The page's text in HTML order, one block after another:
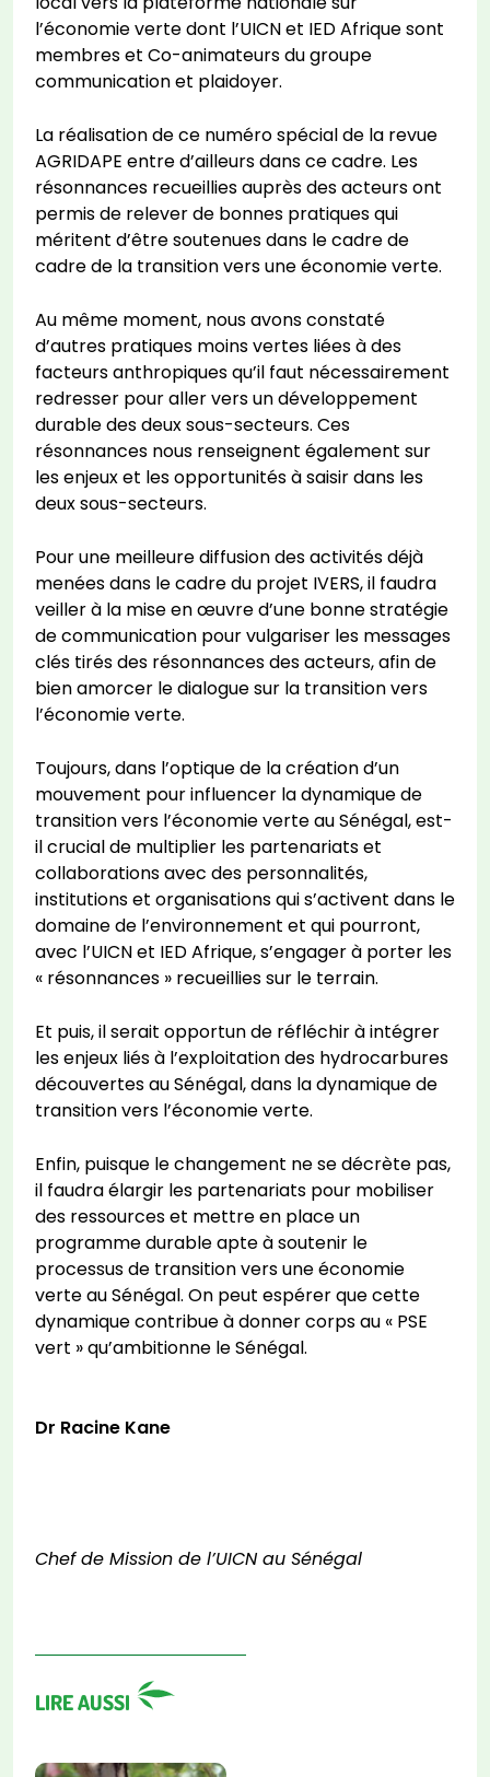
l’économie verte dont l’UICN et IED Afrique sont
membres et Co-animateurs du groupe
communication et plaidoyer.
La réalisation de ce numéro spécial de la revue
AGRIDAPE entre d’ailleurs dans ce cadre. Les
résonnances recueillies auprès des acteurs ont
permis de relever de bonnes pratiques qui
méritent d’être soutenues dans le cadre de
cadre de la transition vers une économie verte.
Au même moment, nous avons constaté
d’autres pratiques moins vertes liées à des
facteurs anthropiques qu’il faut nécessairement
redresser pour aller vers un développement
durable des deux sous-secteurs. Ces
résonnances nous renseignent également sur
les enjeux et les opportunités à saisir dans les
deux sous-secteurs.
Pour une meilleure diffusion des activités déjà
menées dans le cadre du projet IVERS, il faudra
veiller à la mise en œuvre d’une bonne stratégie
de communication pour vulgariser les messages
clés tirés des résonnances des acteurs, afin de
bien amorcer le dialogue sur la transition vers
l’économie verte.
Toujours, dans l’optique de la création d’un
mouvement pour influencer la dynamique de
transition vers l’économie verte au Sénégal, est-
il crucial de multiplier les partenariats et
collaborations avec des personnalités,
institutions et organisations qui s’activent dans le
domaine de l’environnement et qui pourront,
avec l’UICN et IED Afrique, s’engager à porter les
« résonnances » recueillies sur le terrain.
Et puis, il serait opportun de réfléchir à intégrer
les enjeux liés à l’exploitation des hydrocarbures
découvertes au Sénégal, dans la dynamique de
transition vers l’économie verte.
Enfin, puisque le changement ne se décrète pas,
il faudra élargir les partenariats pour mobiliser
des ressources et mettre en place un
programme durable apte à soutenir le
processus de transition vers une économie
verte au Sénégal. On peut espérer que cette
dynamique contribue à donner corps au « PSE
vert » qu’ambitionne le Sénégal.
Dr Racine Kane
Chef de Mission de l’UICN au Sénégal
LIRE AUSSI